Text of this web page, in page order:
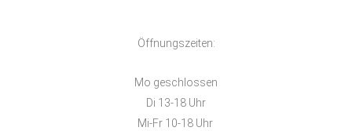
Öffnungszeiten:
Mo geschlossen
Di 13-18 Uhr
Mi-Fr 10-18 Uhr